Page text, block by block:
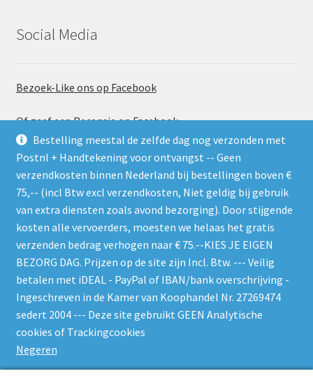
Bestelling meestal de zelfde dag nog verzonden met
Postnl + Handtekening voor ontvangst -- Geen
verzendkosten binnen Nederland bij bestellingen boven €
75,-- (incl Btw excl verzendkosten, Niet geldig bij gebruik
van extra diensten zoals avond bezorging). Door stijgende
kosten alle vervoerders, moesten we helaas het gratis
verzenden bedrag verhogen naar € 75.--KIES JE EIGEN
BEZORG DAG. Prijzen op de site zijn Incl. Btw. --- Veilig
betalen met iDEAL - PayPal of IBAN/bank overschrijving -
Ingeschreven in de Kamer van Koophandel Nr. 27269474
sedert 2004 --- Deze site gebruikt GEEN Analytische
cookies of Trackingcookies
Negeren
Social Media
Bezoek-Like ons op Facebook
Of geef een Recensie op Facebook
Gebruik de RSS feed. Zie gelijk welke nieuwe producten er
worden geplaatst
© W-O-L-F 's Bin 2026